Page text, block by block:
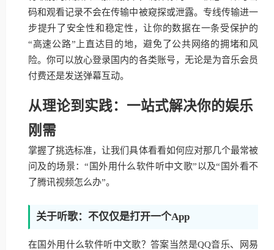
码和观看记录不会在传输中被窥探或泄露。专线传输进一
步提升了安全性和稳定性，让你的数据在一条受保护的
“高速公路”上直达目的地，避免了公共网络的拥堵和风
险。你可以放心登录国内的各类账号，无论是为音乐会员
付费还是发送弹幕互动。
从理论到实践：一站式解决你的娱乐
刚需
掌握了挑选标准，让我们具体看看如何应对那几个最常被
问及的场景：“国外用什么软件听中文歌”以及“国外看不
了腾讯视频怎么办”。
关于听歌：不仅仅是打开一个App
在国外用什么软件听中文歌？答案当然是QQ音乐、网易